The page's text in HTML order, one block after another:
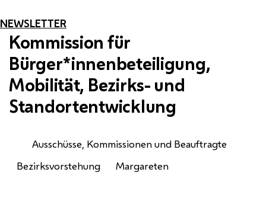
NEWSLETTER
Kommission für
Bürger*innenbeteiligung,
Mobilität, Bezirks- und
Standortentwicklung
Ausschüsse, Kommissionen und Beauftragte
Bezirksvorstehung
Margareten